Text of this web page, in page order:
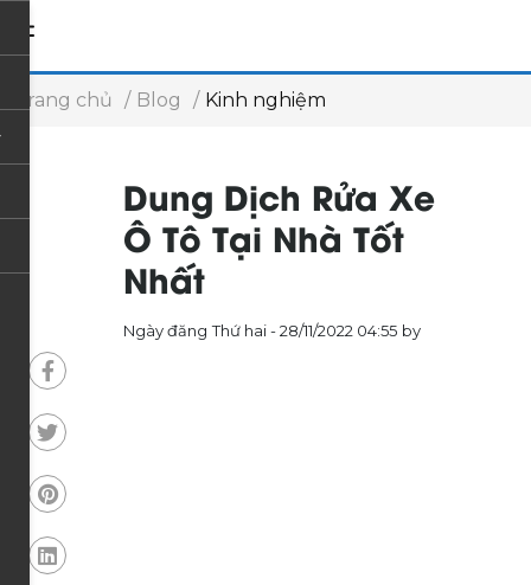
Trang chủ Blog Kinh nghiệm
Dung Dịch Rửa Xe
Ô Tô Tại Nhà Tốt
Nhất
Ngày đăng Thứ hai - 28/11/2022 04:55 by